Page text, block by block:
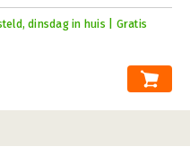
dinsdag in huis | Gratis